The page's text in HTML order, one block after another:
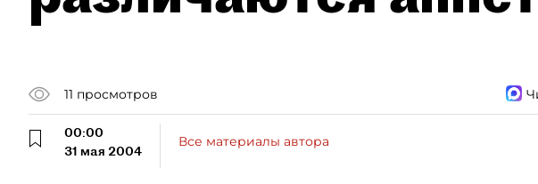
11 просмотров
00:00
31 мая 2004
Все материалы автора